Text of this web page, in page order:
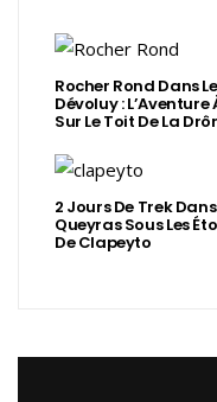
Rocher Rond Dans Le
Dévoluy : L’Aventure
Sur Le Toit De La
2 Jours De Trek Dans
Queyras Sous Les
De Clapeyto